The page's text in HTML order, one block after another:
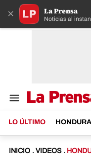
× La Prensa
Noticias al
LO ÚLTIMO
INICIO . VIDEOS .